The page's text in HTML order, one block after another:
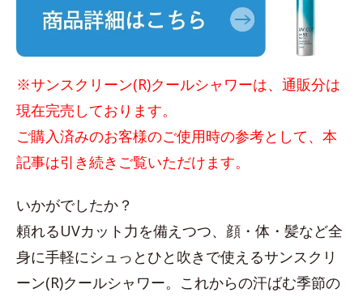
※サンスクリーン(R)クールシャワーは、通販分は
現在完売しております。
ご購入済みのお客様のご使用時の参考として、本
記事は引き続きご覧いただけます。
いかがでしたか？
頼れるUVカット力を備えつつ、顔・体・髪など全
身に手軽にシュっとひと吹きで使えるサンスクリ
ーン(R)クールシャワー。これからの汗ばむ季節の